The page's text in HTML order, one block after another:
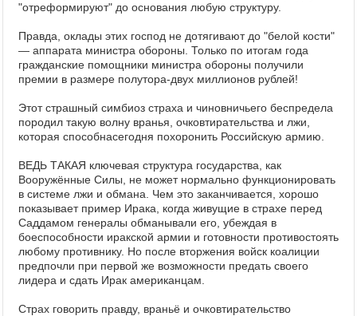
"отреформируют" до основания любую структуру.
Правда, оклады этих господ не дотягивают до "белой кости"
— аппарата министра обороны. Только по итогам года
гражданские помощники министра обороны получили
премии в размере полутора-двух миллионов рублей!
Этот страшный симбиоз страха и чиновничьего беспредела
породил такую волну вранья, очковтирательства и лжи,
которая способнасегодня похоронить Российскую армию.
ВЕДЬ ТАКАЯ ключевая структура государства, как
Вооружённые Силы, не может нормально функционировать
в системе лжи и обмана. Чем это заканчивается, хорошо
показывает пример Ирака, когда живущие в страхе перед
Саддамом генералы обманывали его, убеждая в
боеспособности иракской армии и готовности противостоять
любому противнику. Но после вторжения войск коалиции
предпочли при первой же возможности предать своего
лидера и сдать Ирак американцам.
Страх говорить правду, враньё и очковтирательство